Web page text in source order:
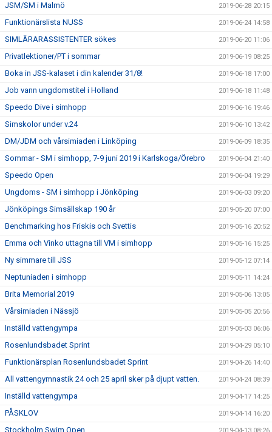
JSM/SM i Malmö 2019-06-28 20:15
Funktionärslista NUSS 2019-06-24 14:58
SIMLÄRARASSISTENTER sökes 2019-06-20 11:06
Privatlektioner/PT i sommar 2019-06-19 08:25
Boka in JSS-kalaset i din kalender 31/8! 2019-06-18 17:00
Job vann ungdomstitel i Holland 2019-06-18 11:48
Speedo Dive i simhopp 2019-06-16 19:46
Simskolor under v.24 2019-06-10 13:42
DM/JDM och vårsimiaden i Linköping 2019-06-09 18:35
Sommar - SM i simhopp, 7-9 juni 2019 i Karlskoga/Örebro 2019-06-04 21:40
Speedo Open 2019-06-04 19:29
Ungdoms - SM i simhopp i Jönköping 2019-06-03 09:20
Jönköpings Simsällskap 190 år 2019-05-20 07:00
Benchmarking hos Friskis och Svettis 2019-05-16 20:52
Emma och Vinko uttagna till VM i simhopp 2019-05-16 15:25
Ny simmare till JSS 2019-05-12 07:14
Neptuniaden i simhopp 2019-05-11 14:24
Brita Memorial 2019 2019-05-06 13:05
Vårsimiaden i Nässjö 2019-05-05 20:56
Inställd vattengympa 2019-05-03 06:06
Rosenlundsbadet Sprint 2019-04-29 05:10
Funktionärsplan Rosenlundsbadet Sprint 2019-04-26 14:40
All vattengymnastik 24 och 25 april sker på djupt vatten. 2019-04-24 08:39
Inställd vattengympa 2019-04-17 14:25
PÅSKLOV 2019-04-14 16:20
Stockholm Swim Open